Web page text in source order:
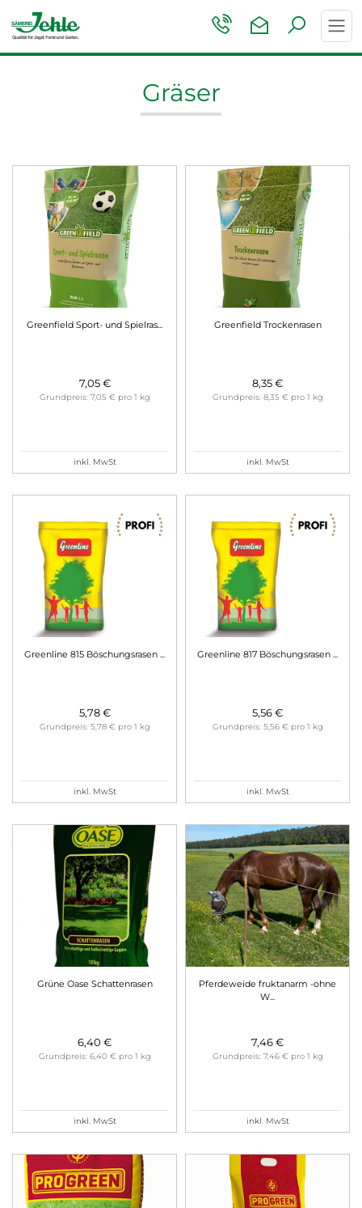
Gräser
Greenfield Sport- und Spielras...
7,05 €
Grundpreis: 7,05 € pro 1 kg
inkl. MwSt
Greenfield Trockenrasen
8,35 €
Grundpreis: 8,35 € pro 1 kg
inkl. MwSt
Greenline 815 Böschungsrasen ...
5,78 €
Grundpreis: 5,78 € pro 1 kg
inkl. MwSt
Greenline 817 Böschungsrasen ...
5,56 €
Grundpreis: 5,56 € pro 1 kg
inkl. MwSt
Grüne Oase Schattenrasen
6,40 €
Grundpreis: 6,40 € pro 1 kg
inkl. MwSt
Pferdeweide fruktanarm -ohne
W...
7,46 €
Grundpreis: 7,46 € pro 1 kg
inkl. MwSt